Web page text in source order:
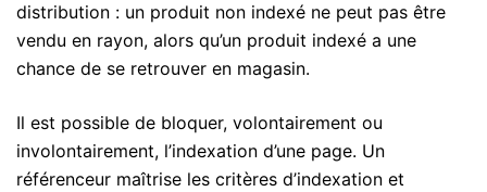
distribution : un produit non indexé ne peut pas être
vendu en rayon, alors qu’un produit indexé a une
chance de se retrouver en magasin.
Il est possible de bloquer, volontairement ou
involontairement, l’indexation d’une page. Un
référenceur maîtrise les critères d’indexation et